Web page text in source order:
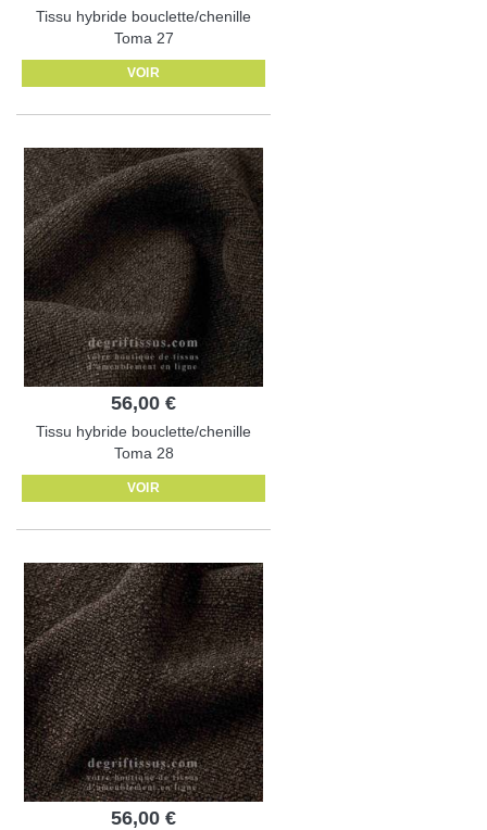
Tissu hybride bouclette/chenille
Toma 27
VOIR
56,00 €
Tissu hybride bouclette/chenille
Toma 28
VOIR
56,00 €